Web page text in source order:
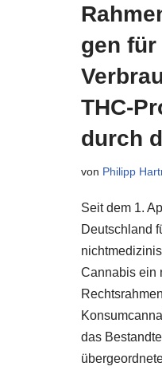
gen für
THC-
durch
von Philipp
Seit dem 1.
Deutschland
Cannabis ein
das